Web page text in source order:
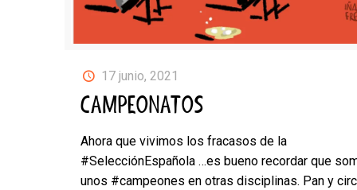
17 junio, 2021
CAMPEONATOS
Ahora que vivimos los fracasos de la
#SelecciónEspañola …es bueno recordar que
unos #campeones en otras disciplinas. Pan y